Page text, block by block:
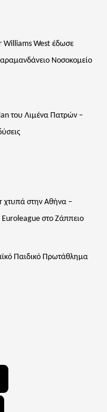
Williams West έδωσε
Νοσοκομείο
του Λιμένα Πατρών –
χτυπά στην Αθήνα –
στο Ζάππειο
Παιδικό Πρωτάθλημα